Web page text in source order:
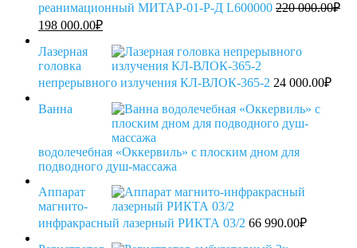
реанимационный МИТАР-01-Р-Д L600000 220 000.00₽
Первоначальная
составляла
220
000.00₽.
198 000.00₽Текущая
198
000.00₽.
Лазерная
головка
непрерывного излучения КЛ-ВЛОК-365-2 24 000.00₽
Ванна
водолечебная «Оккервиль» с плоским дном для
подводного душ-массажа
Аппарат
магнито-
инфракрасный лазерный РИКТА 03/2 66 990.00₽